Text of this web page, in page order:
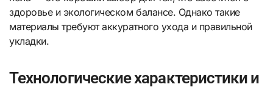
здоровье и экологическом балансе. Однако такие
материалы требуют аккуратного ухода и правильной
укладки.
Технологические характеристики и